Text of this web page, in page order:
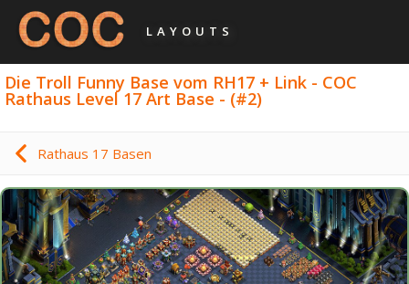
LAYOUTS
Die Troll Funny Base vom RH17 + Link - COC
Rathaus Level 17 Art Base - (#2)
Rathaus 17 Basen